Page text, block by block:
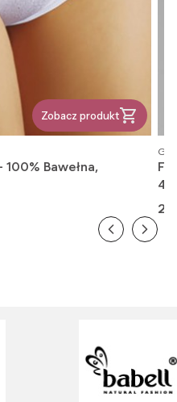
Zobacz produkt
Bawełna,